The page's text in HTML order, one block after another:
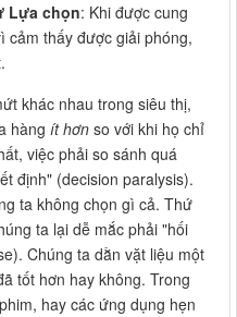
Lựa chọn: Khi được cung
cảm thấy được giải phóng,
khác nhau trong siêu thị,
hàng ít hơn so với khi họ chỉ
việc phải so sánh quá
định" (decision paralysis).
ta không chọn gì cả. Thứ
ta lại dễ mắc phải "hối
Chúng ta dằn vặt liệu một
tốt hơn hay không. Trong
hay các ứng dụng hẹn